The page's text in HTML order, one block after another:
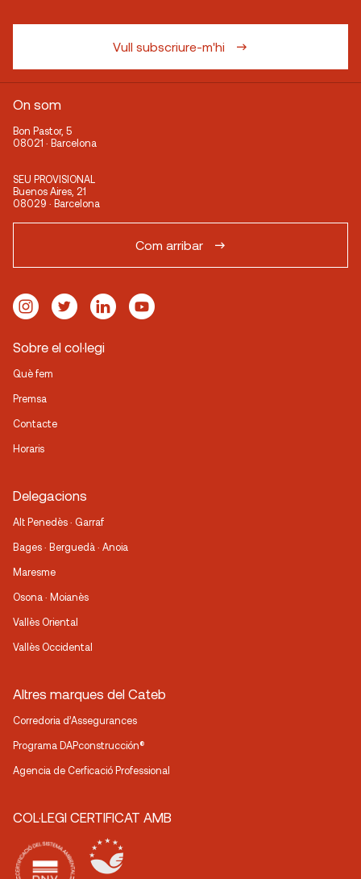
Vull subscriure-m'hi
On som
Bon Pastor, 5
08021 · Barcelona
SEU PROVISIONAL
Buenos Aires, 21
08029 · Barcelona
Com arribar
Sobre el col·legi
Què fem
Premsa
Contacte
Horaris
Delegacions
Alt Penedès · Garraf
Bages · Berguedà · Anoia
Maresme
Osona · Moianès
Vallès Oriental
Vallès Occidental
Altres marques del Cateb
Corredoria d’Assegurances
Programa DAPconstrucción®
Agencia de Cerficació Professional
COL·LEGI CERTIFICAT AMB